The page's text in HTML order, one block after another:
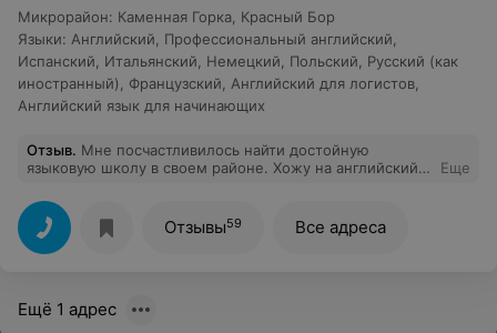
Микрорайон: Каменная Горка, Красный Бор
Языки: Английский, Профессиональный английский,
Испанский, Итальянский, Немецкий, Польский, Русский (как
иностранный), Французский, Английский для логистов,
Английский язык для начинающих
Отзыв. Мне посчастливилось найти достойную
языковую школу в своем районе. Хожу на английский
открыт, уверен в себе, имел ответы на все вопросы и
умел управлять ситуацией. Чтобы занятия шли не по
плану, а исходя из особенностей студента, его
запросов, слабых и сильных сторон. На наших занятиях
Еще
Отзывы59 Все адреса
Ещё 1 адрес